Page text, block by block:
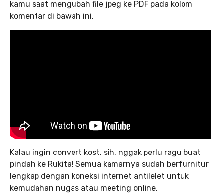
kamu saat mengubah file jpeg ke PDF pada kolom
komentar di bawah ini.
Kalau ingin convert kost, sih, nggak perlu ragu buat
pindah ke Rukita! Semua kamarnya sudah berfurnitur
lengkap dengan koneksi internet antilelet untuk
kemudahan nugas atau meeting online.